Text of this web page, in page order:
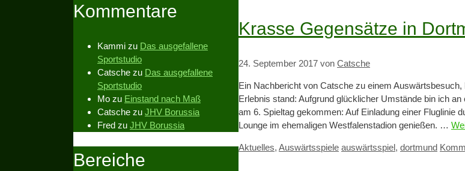
Krasse Gegensätze in
24. September 2017 von Catsche
Ein Nachbericht von Catsche zu einem
Erlebnis stand: Aufgrund glücklicher Umstände bin ich
am 6. Spieltag gekommen: Auf Einladung einer Fluglinie
Lounge im ehemaligen Westfalenstadion genießen. …
Kategorien
Aktuelles, Auswärtsspiele Schlagwörter
auswärtsspiel, dortmund
Kommentare
Kammi zu Das ausgefallene
Sportstudio
Catsche zu Das ausgefallene
Sportstudio
Mo zu Einstand nach Maß
Catsche zu JHV Borussia
Fred zu JHV Borussia
Bereiche